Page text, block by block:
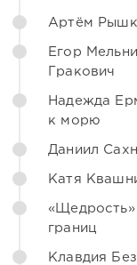
Артём
Егор
Гракович
Надежда
к морю
Даниил
Катя
границ
Клавдия